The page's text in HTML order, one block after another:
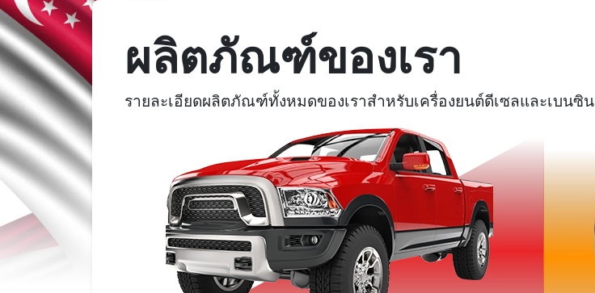
ผลิตภัณฑ์ของเรา
รายละเอียดผลิตภัณฑ์ทั้งหมดของเราสำหรับเครื่องยนต์ดีเซลและเบนซิน